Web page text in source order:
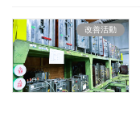
改善活動